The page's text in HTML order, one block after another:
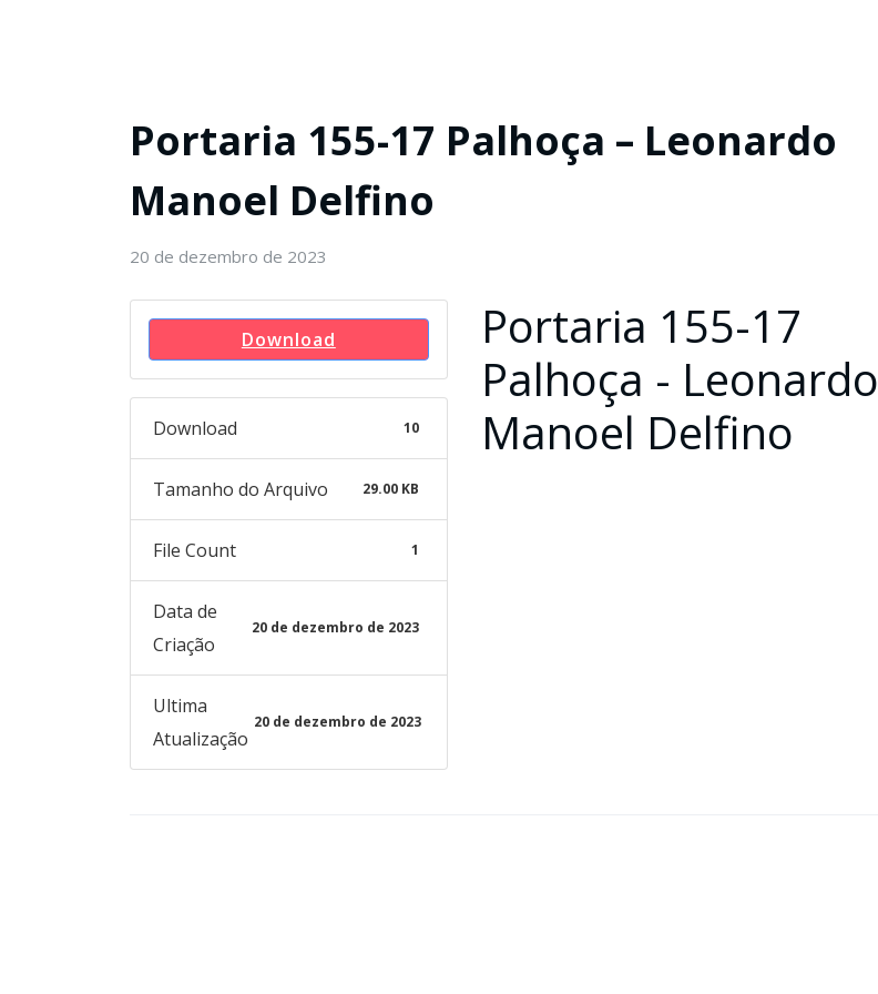
Portaria 155-17 Palhoça – Leonardo
Manoel Delfino
20 de dezembro de 2023
Download
Download 10
Tamanho do Arquivo 29.00 KB
File Count 1
Data de
Criação
20 de dezembro de 2023
Ultima
Atualização
20 de dezembro de 2023
Portaria 155-17
Palhoça - Leonardo
Manoel Delfino